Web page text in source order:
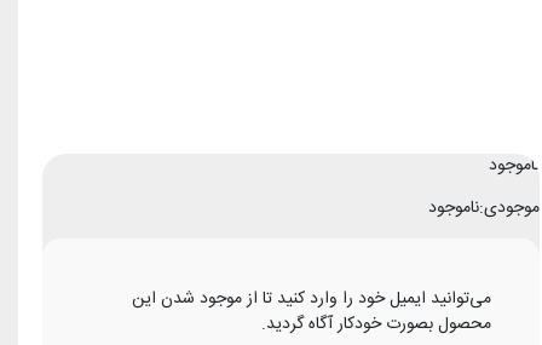
ناموجود
موجودی:ناموجود
می‌توانید ایمیل خود را وارد کنید تا از موجود شدن این
محصول بصورت خودکار آگاه گردید.